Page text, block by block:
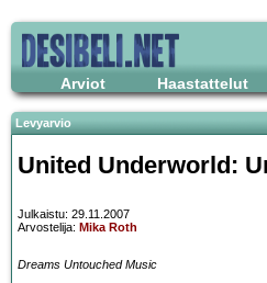
Arviot Haastattelut
Levyarvio
United Underworld:
Julkaistu: 29.11.2007
Arvostelija: Mika Roth
Dreams Untouched Music